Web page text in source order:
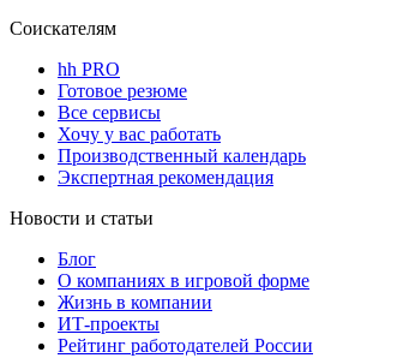
Соискателям
hh PRO
Готовое резюме
Все сервисы
Хочу у вас работать
Производственный календарь
Экспертная рекомендация
Новости и статьи
Блог
О компаниях в игровой форме
Жизнь в компании
ИТ-проекты
Рейтинг работодателей России